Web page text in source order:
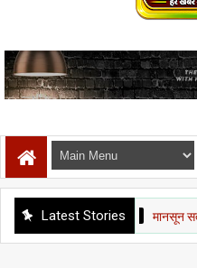
Latest Stories
राजनीती समाचार मानसून सत्र का